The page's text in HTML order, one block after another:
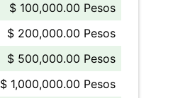
$ 100,000.00 Pesos
$ 200,000.00 Pesos
$ 500,000.00 Pesos
$ 1,000,000.00 Pesos